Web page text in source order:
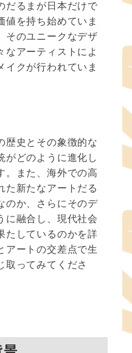
だるまが日本だけで
値を持ち始めていま
そのユニークなデザ
なアーティストによ
イクが行われていま
歴史とその象徴的な
がどのように進化し
。また、海外での高
た新たなアートだる
のか、さらにそのデ
に融合し、現代社会
たしているのかを詳
アートの交差点で生
取ってみてくださ